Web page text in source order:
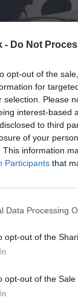
- Do Not
opt-out of the
for
selection. Please
interest-based
to third
of your
This information
Participants that
Data Processing
opt-out of the
opt-out of the Sale
a los